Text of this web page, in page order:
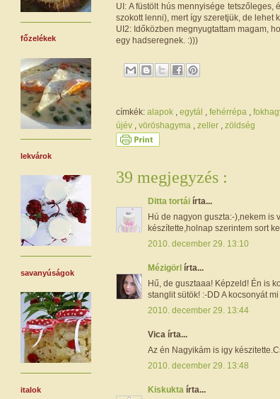
UI: A füstölt hús mennyisége
szokott lenni), mert így szeretjük, de lehet
UI2: Időközben megnyugtattam magam,
egy hadseregnek. :)))
címkék: alapok egytál fehérrépa
újév
vöröshagyma zeller zöldség
39 megjegyzés :
Ditta tortái írta...
Hú de nagyon guszta:-),nekem is
készítette,holnap szerintem sort
2010. december 29. 13:10
Mézigörl írta...
Hű, de gusztaaa! Képzeld! Én is
stanglit sütök! :-DD A kocsonyát
2010. december 29. 13:44
Vica írta...
Az én Nagyikám is igy
2010. december 29. 13:48
Kiskukta írta...
főzelékek
lekvárok
savanyúságok
italok